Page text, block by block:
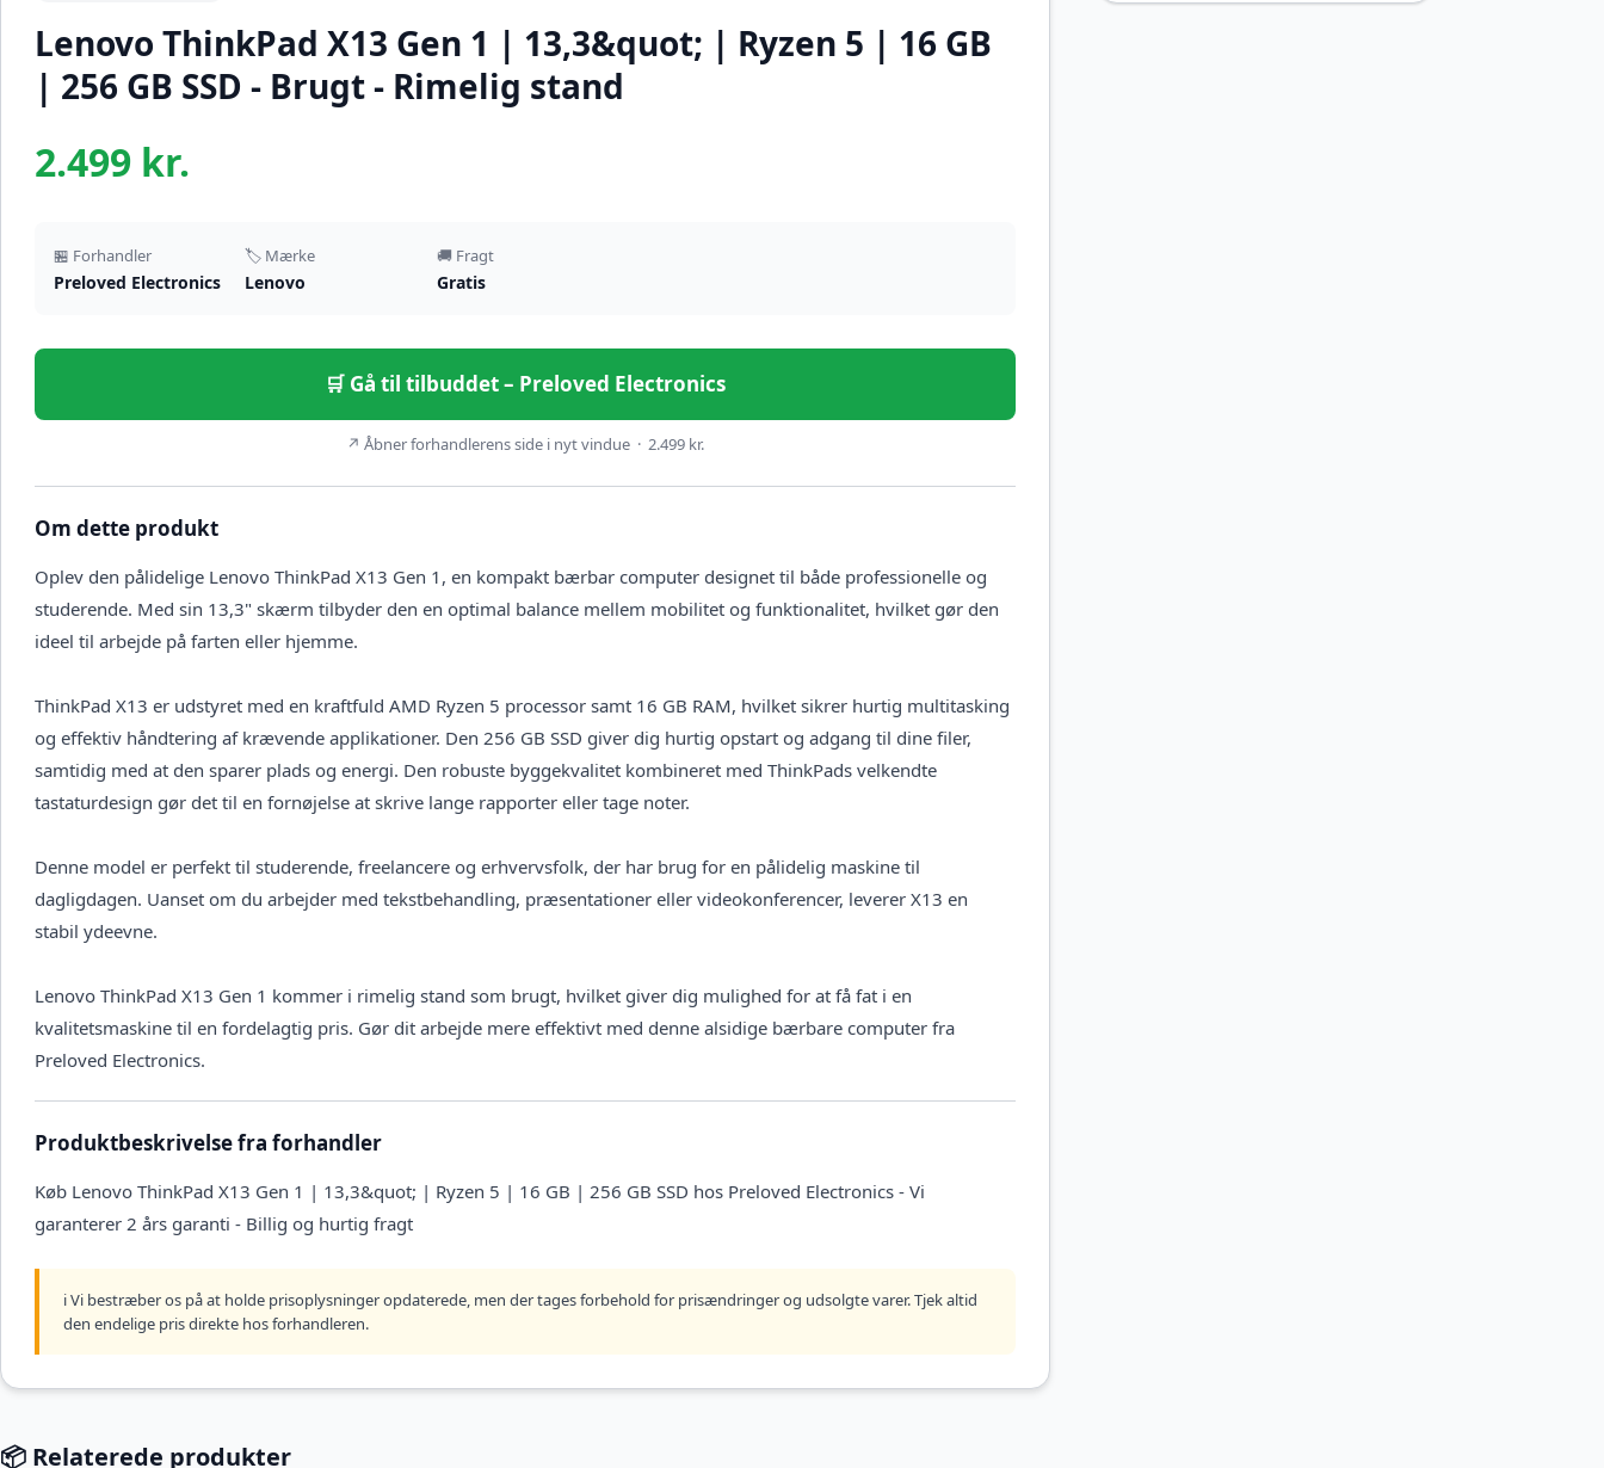
Lenovo ThinkPad X13 Gen 1 | 13,3&quot; | Ryzen 5 | 16 GB
| 256 GB SSD - Brugt - Rimelig stand
2.499 kr.
🏪 Forhandler
Preloved Electronics
🏷️ Mærke
Lenovo
🚚 Fragt
Gratis
🛒 Gå til tilbuddet – Preloved Electronics
↗ Åbner forhandlerens side i nyt vindue · 2.499 kr.
Om dette produkt
Oplev den pålidelige Lenovo ThinkPad X13 Gen 1, en kompakt bærbar computer designet til både professionelle og
studerende. Med sin 13,3" skærm tilbyder den en optimal balance mellem mobilitet og funktionalitet, hvilket gør den
ideel til arbejde på farten eller hjemme.
ThinkPad X13 er udstyret med en kraftfuld AMD Ryzen 5 processor samt 16 GB RAM, hvilket sikrer hurtig multitasking
og effektiv håndtering af krævende applikationer. Den 256 GB SSD giver dig hurtig opstart og adgang til dine filer,
samtidig med at den sparer plads og energi. Den robuste byggekvalitet kombineret med ThinkPads velkendte
tastaturdesign gør det til en fornøjelse at skrive lange rapporter eller tage noter.
Denne model er perfekt til studerende, freelancere og erhvervsfolk, der har brug for en pålidelig maskine til
dagligdagen. Uanset om du arbejder med tekstbehandling, præsentationer eller videokonferencer, leverer X13 en
stabil ydeevne.
Lenovo ThinkPad X13 Gen 1 kommer i rimelig stand som brugt, hvilket giver dig mulighed for at få fat i en
kvalitetsmaskine til en fordelagtig pris. Gør dit arbejde mere effektivt med denne alsidige bærbare computer fra
Preloved Electronics.
Produktbeskrivelse fra forhandler
Køb Lenovo ThinkPad X13 Gen 1 | 13,3&quot; | Ryzen 5 | 16 GB | 256 GB SSD hos Preloved Electronics - Vi
garanterer 2 års garanti - Billig og hurtig fragt
ℹ️ Vi bestræber os på at holde prisoplysninger opdaterede, men der tages forbehold for prisændringer og udsolgte varer. Tjek altid
den endelige pris direkte hos forhandleren.
📦 Relaterede produkter